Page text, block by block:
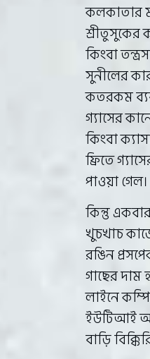
কলকাতার
শ্রীতুসুকের
কিংবা
সুনীলের
কতরকম
গ্যাসের
কিংবা
ফ্রিতে
পাওয়া গেল।
কিন্তু
খুচখাচ
রঙিন
গাছের
লাইনে
ইউটিআই
বাড়ি